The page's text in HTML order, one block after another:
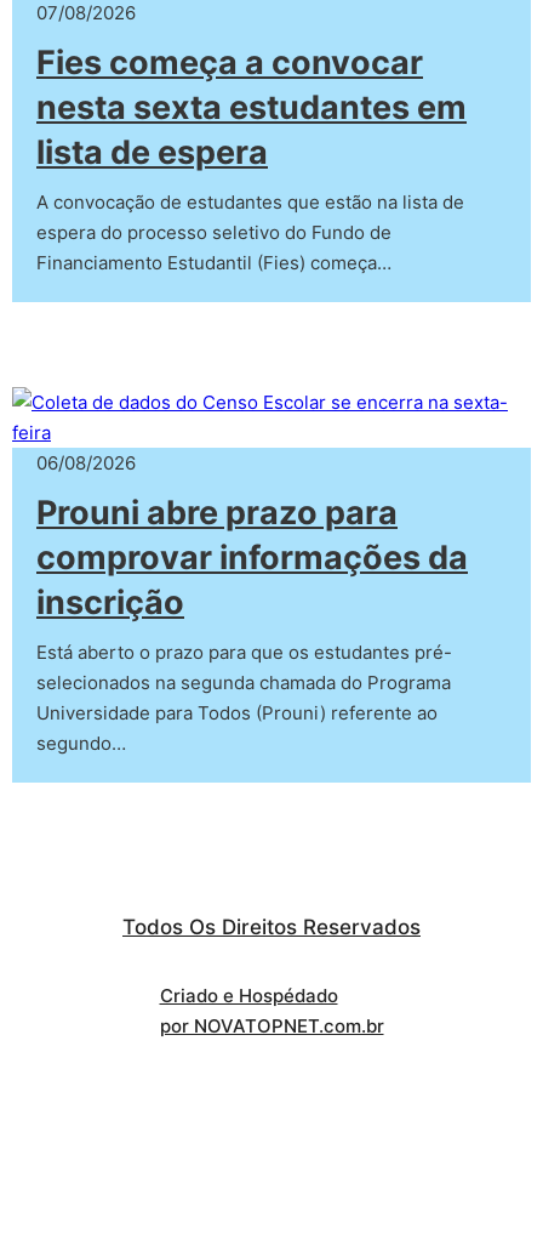
07/08/2026
Fies começa a convocar
nesta sexta estudantes em
lista de espera
A convocação de estudantes que estão na lista de
espera do processo seletivo do Fundo de
Financiamento Estudantil (Fies) começa…
06/08/2026
Prouni abre prazo para
comprovar informações da
inscrição
Está aberto o prazo para que os estudantes pré-
selecionados na segunda chamada do Programa
Universidade para Todos (Prouni) referente ao
segundo…
Todos Os Direitos Reservados
Criado e Hospédado
por NOVATOPNET.com.br